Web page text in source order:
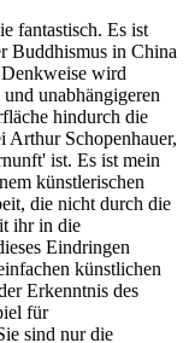
fantastisch. Es ist
Buddhismus in China
wird
unabhängigeren
hindurch die
Arthur Schopenhauer,
ist. Es ist mein
künstlerischen
die nicht durch die
ihr in die
Eindringen
künstlichen
Erkenntnis des
für
sind nur die